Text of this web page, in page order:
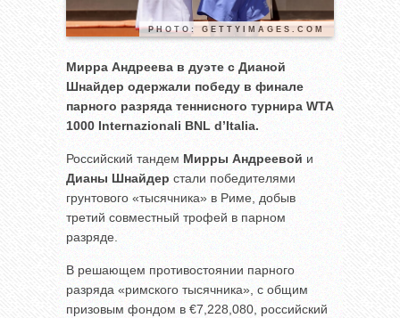
PHOTO: GETTYIMAGES.COM
Мирра Андреева в дуэте с Дианой
Шнайдер одержали победу в финале
парного разряда теннисного турнира WTA
1000 Internazionali BNL d’Italia.
Российский тандем Мирры Андреевой и
Дианы Шнайдер стали победителями
грунтового «тысячника» в Риме, добыв
третий совместный трофей в парном
разряде.
В решающем противостоянии парного
разряда «римского тысячника», с общим
призовым фондом в €7,228,080, российский